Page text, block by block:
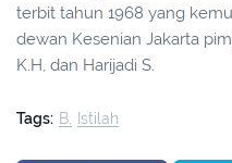
terbit tahun 1968 yang
dewan Kesenian Jakarta
K.H, dan Harijadi S.
Tags: B Istilah